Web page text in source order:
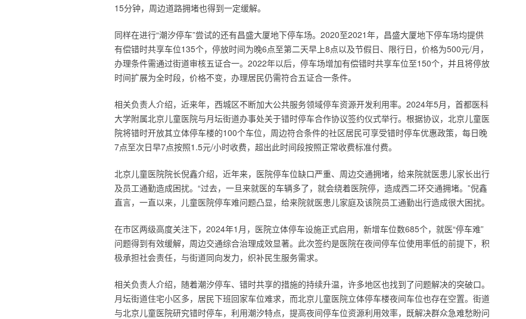
15分钟，周边道路拥堵也得到一定缓解。
同样在进行“潮汐停车”尝试的还有昌盛大厦地下停车场。2020至2021年，昌盛大厦地下停车场均提供
有偿错时共享车位135个，停放时间为晚6点至第二天早上8点以及节假日、限行日，价格为500元/月，
办理条件需通过街道审核五证合一。2022年以后，停车场增加有偿错时共享车位至150个，并且将停放
时间扩展为全时段，价格不变，办理居民仍需符合五证合一条件。
相关负责人介绍，近来年，西城区不断加大公共服务领域停车资源开发利用率。2024年5月，首都医科
大学附属北京儿童医院与月坛街道办事处关于错时停车合作协议签约仪式举行。根据协议，北京儿童医
院将错时开放其立体停车楼的100个车位，周边符合条件的社区居民可享受错时停车优惠政策，每日晚
7点至次日早7点按照1.5元/小时收费，超出此时间段按照正常收费标准付费。
北京儿童医院院长倪鑫介绍，近年来，医院停车位缺口严重、周边交通拥堵，给来院就医患儿家长出行
及员工通勤造成困扰。“过去，一旦来就医的车辆多了，就会绕着医院停，造成西二环交通拥堵。”倪鑫
直言，一直以来，儿童医院停车难问题凸显，给来院就医患儿家庭及该院员工通勤出行造成很大困扰。
在市区两级高度关注下，2024年1月，医院立体停车设施正式启用，新增车位数685个，就医“停车难”
问题得到有效缓解，周边交通综合治理成效显著。此次签约是医院在夜间停车位使用率低的前提下，积
极承担社会责任，与街道同向发力，织补民生服务需求。
相关负责人介绍，随着潮汐停车、错时共享的措施的持续升温，许多地区也找到了问题解决的突破口。
月坛街道住宅小区多，居民下班回家车位难求，而北京儿童医院立体停车楼夜间车位也存在空置。街道
与北京儿童医院研究错时停车，利用潮汐特点，提高夜间停车位资源利用效率，既解决群众急难愁盼问